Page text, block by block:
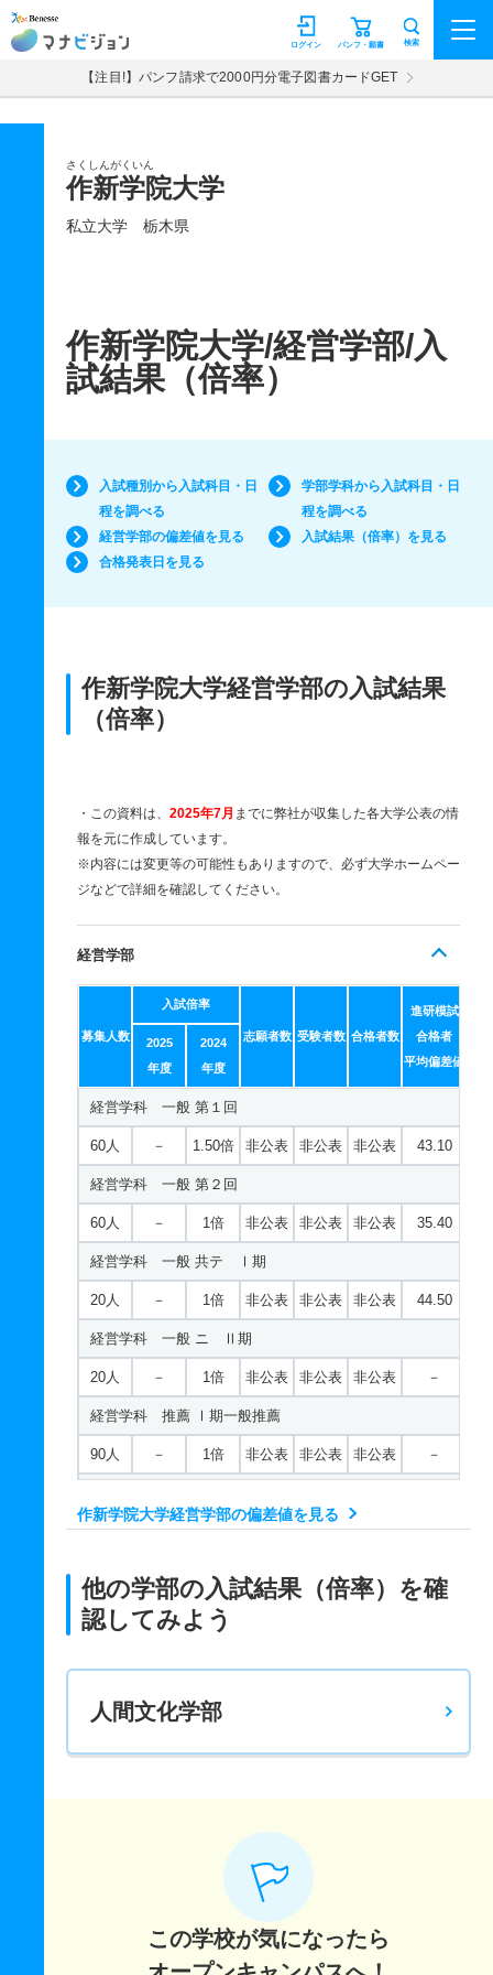
マナビジョン パンフ・願書
ログイン 検索
【注目!】パンフ請求で2000円分電子図書カードGET
さくしんがくいん
作新学院大学
私立大学 栃木県
作新学院大学/経営学部/入
試結果（倍率）
入試種別から入試科目・日
程を調べる
学部学科から入試科目・日
程を調べる
経営学部の偏差値を見る
入試結果（倍率）を見る
合格発表日を見る
作新学院大学経営学部の入試結果
（倍率）
・この資料は、 2025年7月 までに弊社が収集した各大学公表の情
報を元に作成しています。
※内容には変更等の可能性もありますので、必ず大学ホームペー
ジなどで詳細を確認してください。
経営学部
募集人数
入試倍率
志願者数 受験者数 合格者数
進研模試
合格者
平均偏差値
2025
年度
2024
年度
経営学科 一般 第１回
60人 － 1.50倍 非公表 非公表 非公表 43.10
経営学科 一般 第２回
60人 － 1倍 非公表 非公表 非公表 35.40
経営学科 一般 共テ Ⅰ期
20人 － 1倍 非公表 非公表 非公表 44.50
経営学科 一般 ニ Ⅱ期
20人 － 1倍 非公表 非公表 非公表 －
経営学科 推薦 Ⅰ期一般推薦
90人 － 1倍 非公表 非公表 非公表 －
90人 － － 非公表 非公表 非公表 －
60人 － 1倍
スポーツマネジメント学科 一般 共テ Ⅰ期
20人 － 1倍 非公表 非公表 非公表 －
非公表
スポーツマネジメント学科 推薦 Ⅰ期一般推薦
非公表
スポーツマネジメント学科 推薦 Ⅱ期一般推薦
作新学院大学経営学部の偏差値を見る
他の学部の入試結果（倍率）を確
認してみよう
人間文化学部
この学校が気になったら